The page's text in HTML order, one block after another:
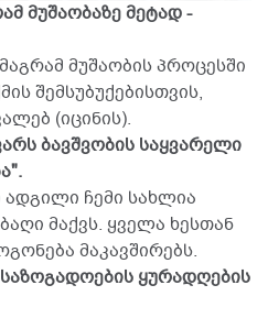
მუშაობაზე მეტად -
მუშაობის პროცესში
შემსუბუქებისთვის,
(იცინის).
ბავშვობის საყვარელი
ადგილი ჩემი სახლია
მაქვს. ყველა ხესთან
მაკავშირებს.
ყურადღების